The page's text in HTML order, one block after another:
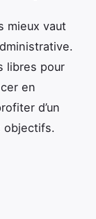
mieux vaut
libres pour
en
d’un
objectifs.